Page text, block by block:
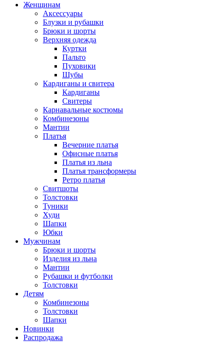
Женщинам
Аксессуары
Блузки и рубашки
Брюки и шорты
Верхняя одежда
Куртки
Пальто
Пуховики
Шубы
Кардиганы и свитера
Кардиганы
Свитеры
Карнавальные костюмы
Комбинезоны
Мантии
Платья
Вечерние платья
Офисные платья
Платья из льна
Платья трансформеры
Ретро платья
Свитшоты
Толстовки
Туники
Худи
Шапки
Юбки
Мужчинам
Брюки и шорты
Изделия из льна
Мантии
Рубашки и футболки
Толстовки
Детям
Комбинезоны
Толстовки
Шапки
Новинки
Распродажа